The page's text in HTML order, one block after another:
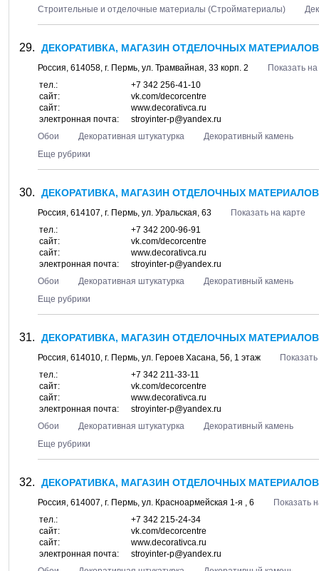
Строительные и отделочные материалы (Стройматериалы)
ДЕКОРАТИВКА, МАГАЗИН ОТДЕЛОЧНЫХ
Россия, 614058, г. Пермь, ул. Трамвайная, 33 корп. 2
Показать
тел.:
+7 342 256-41-10
сайт:
vk.com/decorcentre
сайт:
www.decorativca.ru
электронная почта:
stroyinter-p@yandex.ru
Обои
Декоративная штукатурка
Декоративный камень
Еще рубрики
ДЕКОРАТИВКА, МАГАЗИН ОТДЕЛОЧНЫХ
Россия, 614107, г. Пермь, ул. Уральская, 63
Показать на карте
тел.:
+7 342 200-96-91
сайт:
vk.com/decorcentre
сайт:
www.decorativca.ru
электронная почта:
stroyinter-p@yandex.ru
Обои
Декоративная штукатурка
Декоративный камень
Еще рубрики
ДЕКОРАТИВКА, МАГАЗИН ОТДЕЛОЧНЫХ
Россия, 614010, г. Пермь, ул. Героев Хасана, 56, 1 этаж
тел.:
+7 342 211-33-11
сайт:
vk.com/decorcentre
сайт:
www.decorativca.ru
электронная почта:
stroyinter-p@yandex.ru
Обои
Декоративная штукатурка
Декоративный камень
Еще рубрики
ДЕКОРАТИВКА, МАГАЗИН ОТДЕЛОЧНЫХ
Россия, 614007, г. Пермь, ул. Красноармейская 1-я , 6
Показать
тел.:
+7 342 215-24-34
сайт:
vk.com/decorcentre
сайт:
www.decorativca.ru
электронная почта:
stroyinter-p@yandex.ru